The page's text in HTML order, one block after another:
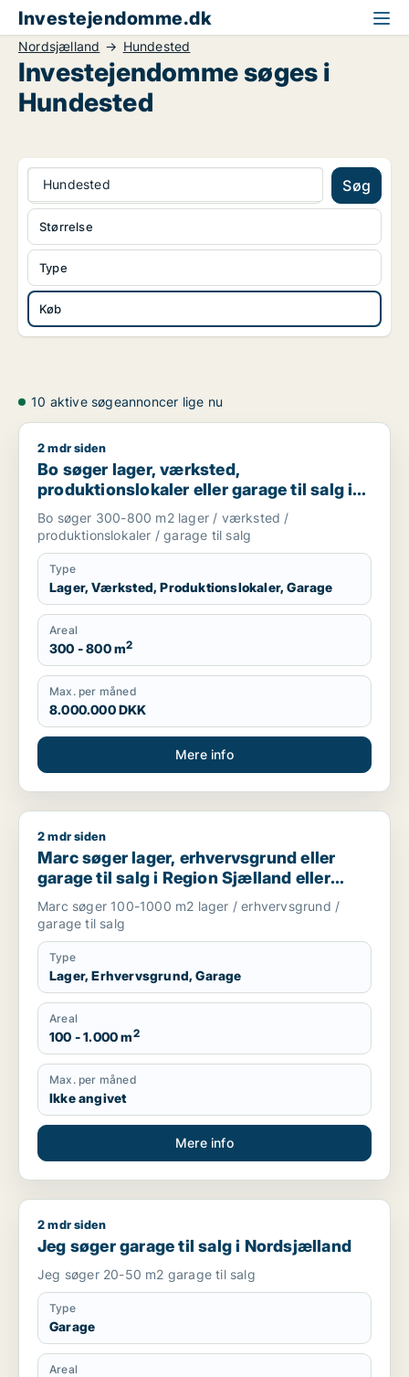
Investejendomme.dk
Nordsjælland Hundested
Investejendomme søges i
Hundested
Hundested Søg
Type
Køb
Størrelse
10 aktive søgeannoncer lige nu
Bo søger lager, værksted, produktionslokaler eller garage
2 mdr siden
Bo søger lager, værksted,
produktionslokaler eller garage til salg i
Nordsjælland
Bo søger 300-800 m2 lager / værksted /
produktionslokaler / garage til salg
Type
Lager, Værksted, Produktionslokaler, Garage
Areal
300 - 800 m2
Max. per måned
8.000.000 DKK
Mere info
Marc søger lager, erhvervsgrund eller garage til salg i
2 mdr siden
Marc søger lager, erhvervsgrund eller
garage til salg i Region Sjælland eller
Nordsjælland
Marc søger 100-1000 m2 lager / erhvervsgrund /
garage til salg
Type
Lager, Erhvervsgrund, Garage
Areal
100 - 1.000 m2
Max. per måned
Ikke angivet
Mere info
Jeg søger garage til salg i Nordsjælland
2 mdr siden
Jeg søger garage til salg i Nordsjælland
Jeg søger 20-50 m2 garage til salg
Type
Garage
Areal